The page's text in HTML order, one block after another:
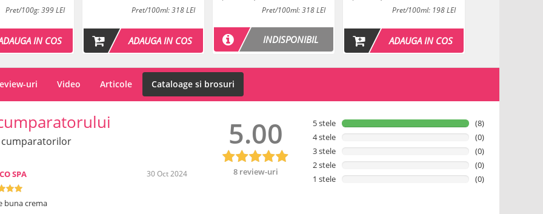
Pret/100g: 399 LEI
IN COS
Pret/100ml: 318 LEI
ADAUGA IN COS
Pret/100ml: 318 LEI
INDISPONIBIL
Pret/100ml: 198 LEI
ADAUGA IN COS
uri Video Articole Cataloage si brosuri
cumparatorilor
SPA 30 Oct 2024
buna crema
5.00
8 review-uri
5 stele
(8)
4 stele
(0)
3 stele
(0)
2 stele
(0)
1 stele
(0)